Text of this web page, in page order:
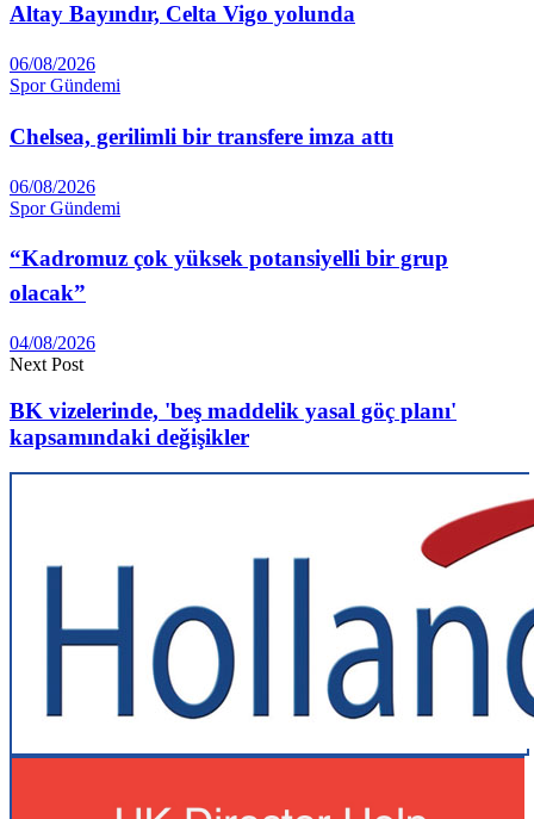
Altay Ba­yındır, Celta Vigo yolunda
06/08/2026
Spor Gündemi
Chelsea, gerilimli bir transfere imza attı
06/08/2026
Spor Gündemi
“Kadromuz çok yüksek potansiyelli bir grup
olacak”
04/08/2026
Next Post
BK vizelerinde, 'beş maddelik yasal göç planı'
kapsamındaki değişikler